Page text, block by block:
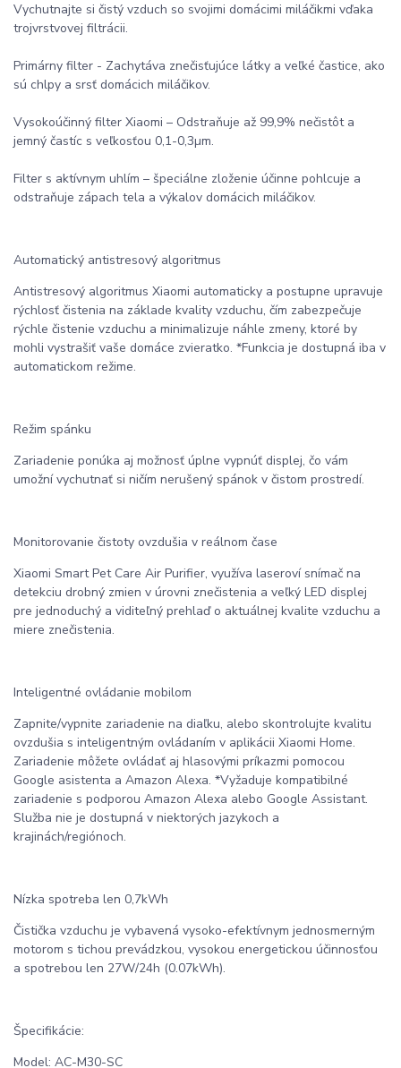
Vychutnajte si čistý vzduch so svojimi domácimi miláčikmi vďaka
trojvrstvovej filtrácii.
Primárny filter - Zachytáva znečisťujúce látky a veľké častice, ako
sú chlpy a srsť domácich miláčikov.
Vysokoúčinný filter Xiaomi – Odstraňuje až 99,9% nečistôt a
jemný častíc s veľkosťou 0,1-0,3µm.
Filter s aktívnym uhlím – špeciálne zloženie účinne pohlcuje a
odstraňuje zápach tela a výkalov domácich miláčikov.
Automatický antistresový algoritmus
Antistresový algoritmus Xiaomi automaticky a postupne upravuje
rýchlosť čistenia na základe kvality vzduchu, čím zabezpečuje
rýchle čistenie vzduchu a minimalizuje náhle zmeny, ktoré by
mohli vystrašiť vaše domáce zvieratko. *Funkcia je dostupná iba v
automatickom režime.
Režim spánku
Zariadenie ponúka aj možnosť úplne vypnúť displej, čo vám
umožní vychutnať si ničím nerušený spánok v čistom prostredí.
Monitorovanie čistoty ovzdušia v reálnom čase
Xiaomi Smart Pet Care Air Purifier, využíva laseroví snímač na
detekciu drobný zmien v úrovni znečistenia a veľký LED displej
pre jednoduchý a viditeľný prehlaď o aktuálnej kvalite vzduchu a
miere znečistenia.
Inteligentné ovládanie mobilom
Zapnite/vypnite zariadenie na diaľku, alebo skontrolujte kvalitu
ovzdušia s inteligentným ovládaním v aplikácii Xiaomi Home.
Zariadenie môžete ovládať aj hlasovými príkazmi pomocou
Google asistenta a Amazon Alexa. *Vyžaduje kompatibilné
zariadenie s podporou Amazon Alexa alebo Google Assistant.
Služba nie je dostupná v niektorých jazykoch a
krajinách/regiónoch.
Nízka spotreba len 0,7kWh
Čistička vzduchu je vybavená vysoko-efektívnym jednosmerným
motorom s tichou prevádzkou, vysokou energetickou účinnosťou
a spotrebou len 27W/24h (0.07kWh).
Špecifikácie:
Model: AC-M30-SC